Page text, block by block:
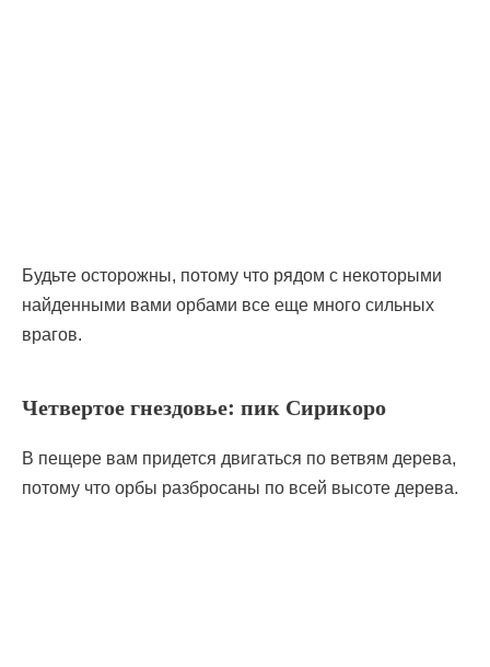
Будьте осторожны, потому что рядом с некоторыми
найденными вами орбами все еще много сильных
врагов.
Четвертое гнездовье: пик Сирикоро
В пещере вам придется двигаться по ветвям дерева,
потому что орбы разбросаны по всей высоте дерева.